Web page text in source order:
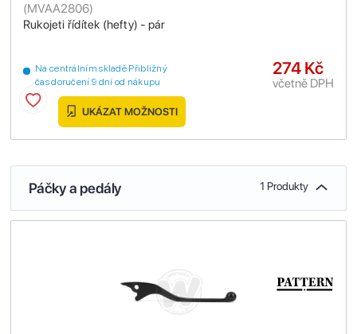
Rukojeti řídítek (hefty) - pár
(MVAA2806)
Na centrálním skladě Přibližný
čas doručení 9 dní od nákupu
274 Kč
včetně DPH
UKÁZAT MOŽNOSTI
Páčky a pedály 1 Produkty